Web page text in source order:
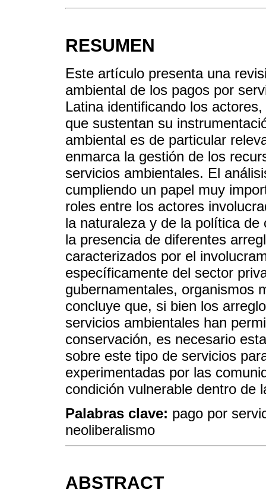
RESUMEN
Este artículo presenta una
ambiental de los pagos por
Latina identificando los
que sustentan su
ambiental es de particular
enmarca la gestión de los
servicios ambientales. El
cumpliendo un papel muy
roles entre los actores
la naturaleza y de la política
la presencia de diferentes
caracterizados por el
específicamente del sector
gubernamentales, organismos
concluye que, si bien los
servicios ambientales han
conservación, es necesario
sobre este tipo de servicios
experimentadas por las
condición vulnerable dentro de
Palabras clave: pago por
neoliberalismo
ABSTRACT